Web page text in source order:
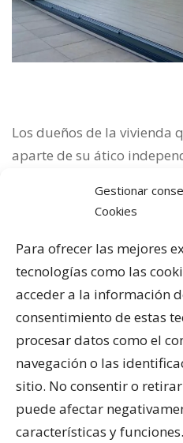
Gestionar
Cookies
Para ofrecer las mejores
tecnologías como las
acceder a la información
consentimiento de estas
procesar datos como el
navegación o las
sitio. No consentir o
puede afectar
características y
Los dueños de la vivienda
aparte de su ático
recomendamos una
Las pérgolas
orientables que pueden
automática o desde una
para mejorar su confort,
dueños instalar un
permita disfrutar del